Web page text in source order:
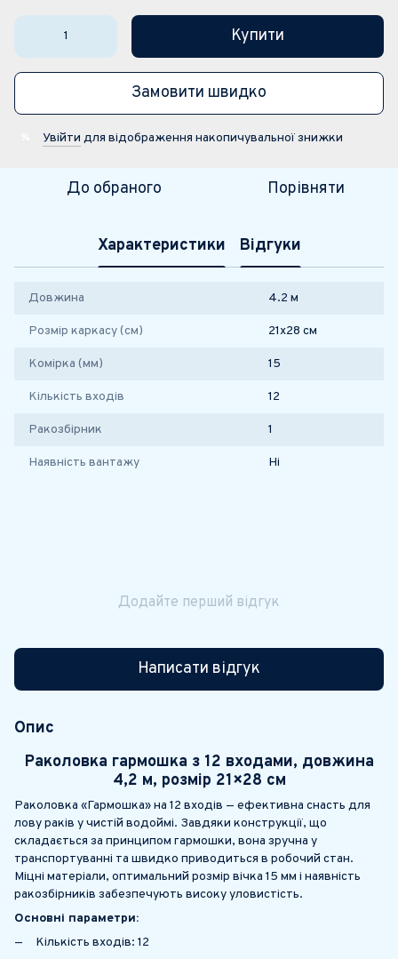
Купити
Замовити швидко
Увійти для відображення накопичувальної знижки
До обраного Порівняти
Характеристики Відгуки
Довжина 4.2 м
Розмір каркасу (см) 21х28 см
Комірка (мм) 15
Кількість входів 12
Ракозбірник 1
Наявність вантажу Ні
Додайте перший відгук
Написати відгук
Опис
Раколовка гармошка з 12 входами, довжина
4,2 м, розмір 21×28 см
Раколовка «Гармошка» на 12 входів — ефективна снасть для
лову раків у чистій водоймі. Завдяки конструкції, що
складається за принципом гармошки, вона зручна у
транспортуванні та швидко приводиться в робочий стан.
Міцні матеріали, оптимальний розмір вічка 15 мм і наявність
ракозбірників забезпечують високу уловистість.
Основні параметри:
Кількість входів: 12